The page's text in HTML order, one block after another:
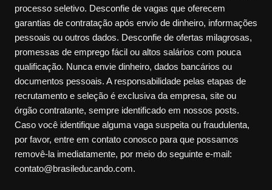
processo seletivo. Desconfie de vagas que oferecem
garantias de contratação após envio de dinheiro, informações
pessoais ou outros dados. Desconfie de ofertas milagrosas,
promessas de emprego fácil ou altos salários com pouca
qualificação. Nunca envie dinheiro, dados bancários ou
documentos pessoais. A responsabilidade pelas etapas de
recrutamento e seleção é exclusiva da empresa, site ou
órgão contratante, sempre identificado em nossos posts.
Caso você identifique alguma vaga suspeita ou fraudulenta,
por favor, entre em contato conosco para que possamos
removê-la imediatamente, por meio do seguinte e-mail:
contato@brasileducando.com.